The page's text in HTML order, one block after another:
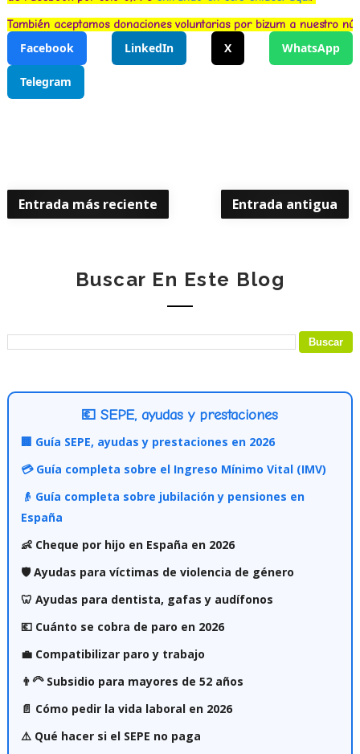
También aceptamos donaciones voluntarias por bizum a nuestro
Facebook LinkedIn X WhatsApp
Telegram
Entrada más reciente Entrada antigua
Buscar En Este Blog
💶 SEPE, ayudas y prestaciones
🏢 Guía SEPE, ayudas y prestaciones en 2026
💳 Guía completa sobre el Ingreso Mínimo Vital (IMV)
👴 Guía completa sobre jubilación y pensiones en
España
👶 Cheque por hijo en España en 2026
🛡️ Ayudas para víctimas de violencia de género
🦷 Ayudas para dentista, gafas y audífonos
💶 Cuánto se cobra de paro en 2026
💼 Compatibilizar paro y trabajo
👨‍🦳 Subsidio para mayores de 52 años
📄 Cómo pedir la vida laboral en 2026
⚠️ Qué hacer si el SEPE no paga